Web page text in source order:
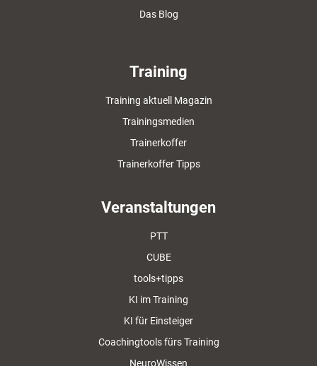
Das Blog
Training
Training aktuell Magazin
Trainingsmedien
Trainerkoffer
Trainerkoffer Tipps
Veranstaltungen
PTT
CUBE
tools+tipps
KI im Training
KI für Einsteiger
Coachingtools fürs Training
NeuroWissen